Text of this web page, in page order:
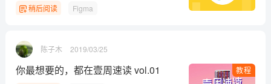
稍后阅读 Figma
陈子木 2019/03/25
教程
你最想要的，都在壹周速读 vol.01